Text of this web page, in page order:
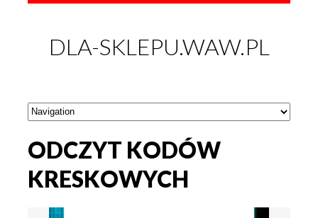
DLA-SKLEPU.WAW.PL
ODCZYT KODÓW
KRESKOWYCH